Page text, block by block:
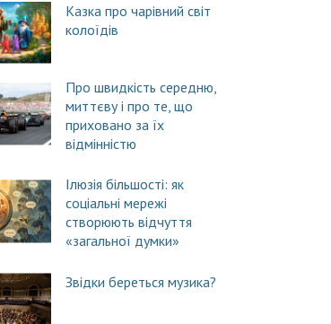
Казка про чарівний світ
колоїдів
Про швидкість середню,
миттєву і про те, що
приховано за їх
відмінністю
Ілюзія більшості: як
соціальні мережі
створюють відчуття
«загальної думки»
Звідки береться музика?